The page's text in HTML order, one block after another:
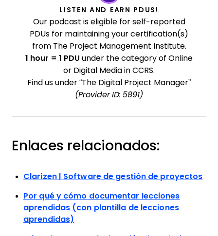
LISTEN AND EARN PDUS!
Our podcast is eligible for self-reported
PDUs for maintaining your certification(s)
from The Project Management Institute.
1 hour = 1 PDU under the category of Online
or Digital Media in CCRS.
Find us under “The Digital Project Manager”
(Provider ID: 5891)
Enlaces relacionados:
Clarizen | Software de gestión de proyectos
Por qué y cómo documentar lecciones
aprendidas (con plantilla de lecciones
aprendidas)